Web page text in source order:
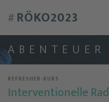
#RÖKO2023
A B E N T E U E R
REFRESHER-KURS
Interventionelle